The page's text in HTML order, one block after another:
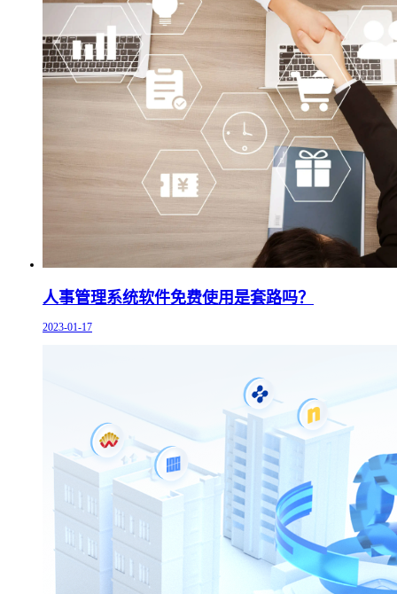
人事管理系统软件免费使用是套路吗？
2023-01-17